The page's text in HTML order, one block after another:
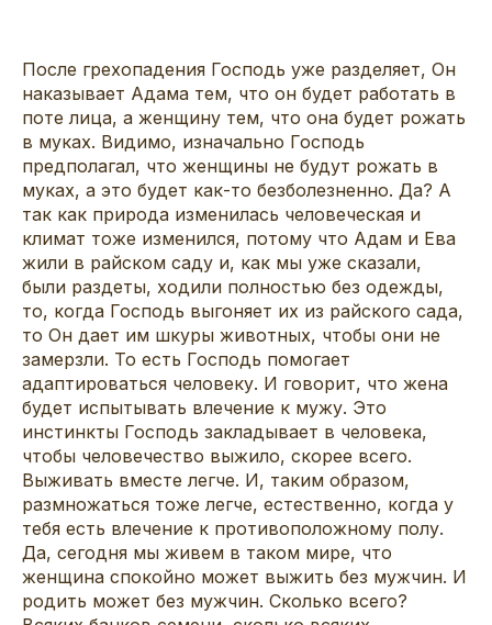
После грехопадения Господь уже разделяет, Он
наказывает Адама тем, что он будет работать в
поте лица, а женщину тем, что она будет рожать
в муках. Видимо, изначально Господь
предполагал, что женщины не будут рожать в
муках, а это будет как-то безболезненно. Да? А
так как природа изменилась человеческая и
климат тоже изменился, потому что Адам и Ева
жили в райском саду и, как мы уже сказали,
были раздеты, ходили полностью без одежды,
то, когда Господь выгоняет их из райского сада,
то Он дает им шкуры животных, чтобы они не
замерзли. То есть Господь помогает
адаптироваться человеку. И говорит, что жена
будет испытывать влечение к мужу. Это
инстинкты Господь закладывает в человека,
чтобы человечество выжило, скорее всего.
Выживать вместе легче. И, таким образом,
размножаться тоже легче, естественно, когда у
тебя есть влечение к противоположному полу.
Да, сегодня мы живем в таком мире, что
женщина спокойно может выжить без мужчин. И
родить может без мужчин. Сколько всего?